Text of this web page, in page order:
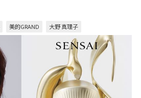
美的GRAND 大野 真理子